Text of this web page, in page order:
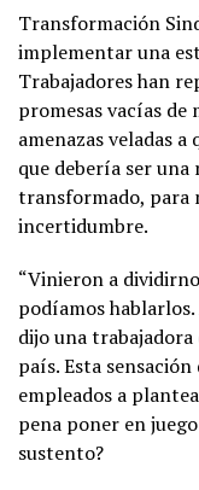
Transformación
implementar una
Trabajadores han
promesas vacías de
amenazas veladas
que debería ser
transformado, para
incertidumbre.
“Vinieron a
podíamos hablarlos.
dijo una
país. Esta
empleados a
pena poner en
sustento?